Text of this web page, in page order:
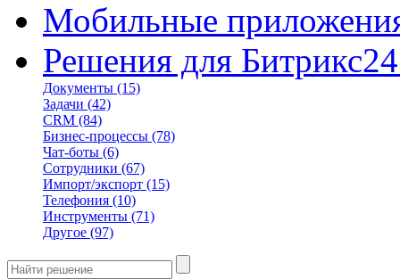
Мобильные
Решения для Битрикс24
Документы (15)
Задачи (42)
CRM (84)
Бизнес-процессы (78)
Чат-боты (6)
Сотрудники (67)
Импорт/экспорт (15)
Телефония (10)
Инструменты (71)
Другое (97)